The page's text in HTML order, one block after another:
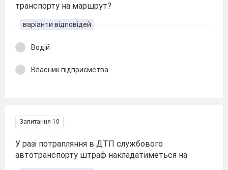
транспорту на маршрут?
варіанти відповідей
Водій
Власник підприємства
Запитання 10
У разі потрапляння в ДТП службового
автотранспорту штраф накладатиметься на